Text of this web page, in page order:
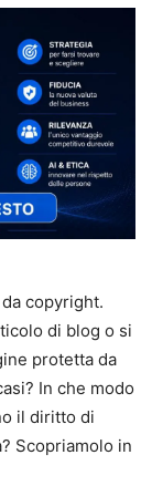
copyright.
di blog o si
protetta da
In che modo
il diritto di
Scopriamolo in